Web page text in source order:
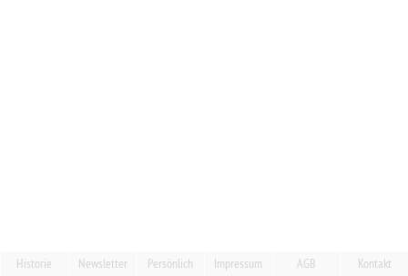
Historie Newsletter Persönlich Impressum AGB Kontakt